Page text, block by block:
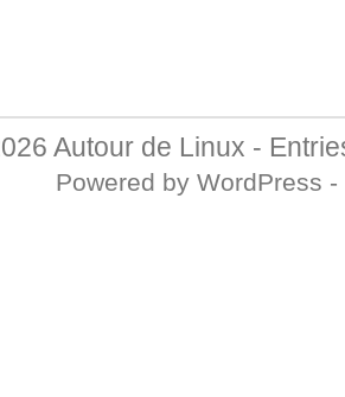
Autour de Linux -
Powered by WordPress -